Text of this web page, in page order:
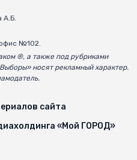
А.Б.
офис №102.
®, а также под рубриками
носят рекламный характер.
сайта
«Мой ГОРОД»